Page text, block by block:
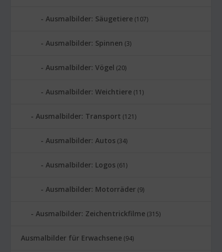
Ausmalbilder: Säugetiere (107)
Ausmalbilder: Spinnen (3)
Ausmalbilder: Vögel (20)
Ausmalbilder: Weichtiere (11)
Ausmalbilder: Transport (121)
Ausmalbilder: Autos (34)
Ausmalbilder: Logos (61)
Ausmalbilder: Motorräder (9)
Ausmalbilder: Zeichentrickfilme (315)
Ausmalbilder für Erwachsene (94)